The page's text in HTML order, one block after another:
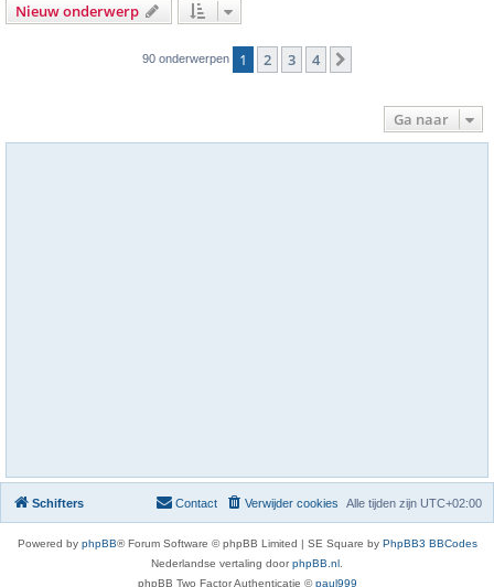
Nieuw onderwerp
90 onderwerpen 1 2 3 4
Ga naar
Schifters Alle tijden zijn UTC+02:00
Verwijder cookies
Contact
Powered by phpBB® Forum Software © phpBB Limited | SE Square by PhpBB3 BBCodes
Nederlandse vertaling doorphpBB.nl.
phpBB Two Factor Authenticatie ©paul999